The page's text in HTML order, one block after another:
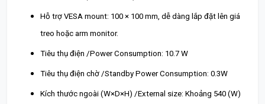
Hỗ trợ VESA mount: 100 × 100 mm, dễ dàng lắp đặt lên giá
treo hoặc arm monitor.
Tiêu thụ điện /Power Consumption: 10.7 W
Tiêu thụ điện chờ /Standby Power Consumption: 0.3W
Kích thước ngoài (W×D×H) /External size: Khoảng 540 (W)